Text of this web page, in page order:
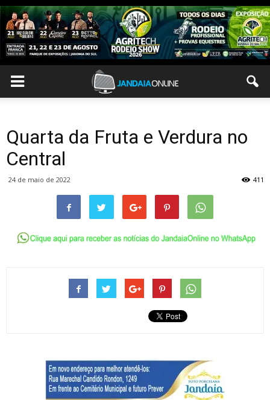
Quarta da Fruta e Verdura no
Central
24 de maio de 2022 411